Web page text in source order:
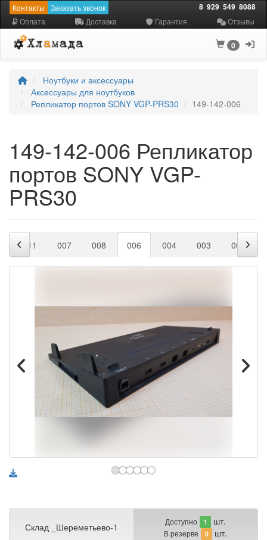
Контакты Заказать звонок 8 929 549 8088
Оплата Доставка Гарантия Отзывы
0
Ноутбуки и аксессуары
Аксессуары для ноутбуков
Репликатор портов SONY VGP-PRS30
149-142-006
149-142-006 Репликатор
портов SONY VGP-
PRS30
011 007 008 006 004 003 001
Склад _Шереметьево-1 Доступно 1 шт.
В резерве 0 шт.